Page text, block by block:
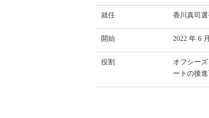
就任 香川真司
開始 2022 年 6 月
役割
オフシー
ートの後